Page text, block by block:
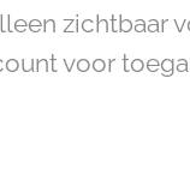
zichtbaar
voor